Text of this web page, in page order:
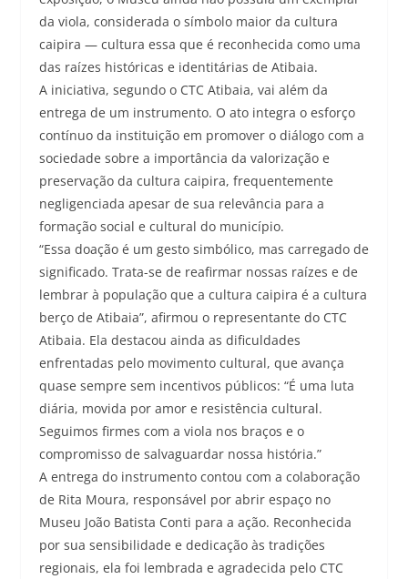
da viola, considerada o símbolo maior da cultura
caipira — cultura essa que é reconhecida como uma
das raízes históricas e identitárias de Atibaia.
A iniciativa, segundo o CTC Atibaia, vai além da
entrega de um instrumento. O ato integra o esforço
contínuo da instituição em promover o diálogo com a
sociedade sobre a importância da valorização e
preservação da cultura caipira, frequentemente
negligenciada apesar de sua relevância para a
formação social e cultural do município.
“Essa doação é um gesto simbólico, mas carregado de
significado. Trata-se de reafirmar nossas raízes e de
lembrar à população que a cultura caipira é a cultura
berço de Atibaia”, afirmou o representante do CTC
Atibaia. Ela destacou ainda as dificuldades
enfrentadas pelo movimento cultural, que avança
quase sempre sem incentivos públicos: “É uma luta
diária, movida por amor e resistência cultural.
Seguimos firmes com a viola nos braços e o
compromisso de salvaguardar nossa história.”
A entrega do instrumento contou com a colaboração
de Rita Moura, responsável por abrir espaço no
Museu João Batista Conti para a ação. Reconhecida
por sua sensibilidade e dedicação às tradições
regionais, ela foi lembrada e agradecida pelo CTC